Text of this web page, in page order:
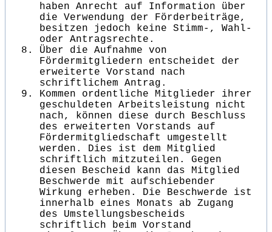
haben Anrecht auf Information über
die Verwendung der Förderbeiträge,
besitzen jedoch keine Stimm-, Wahl-
oder Antragsrechte.
Über die Aufnahme von
Fördermitgliedern entscheidet der
erweiterte Vorstand nach
schriftlichem Antrag.
Kommen ordentliche Mitglieder ihrer
geschuldeten Arbeitsleistung nicht
nach, können diese durch Beschluss
des erweiterten Vorstands auf
Fördermitgliedschaft umgestellt
werden. Dies ist dem Mitglied
schriftlich mitzuteilen. Gegen
diesen Bescheid kann das Mitglied
Beschwerde mit aufschiebender
Wirkung erheben. Die Beschwerde ist
innerhalb eines Monats ab Zugang
des Umstellungsbescheids
schriftlich beim Vorstand